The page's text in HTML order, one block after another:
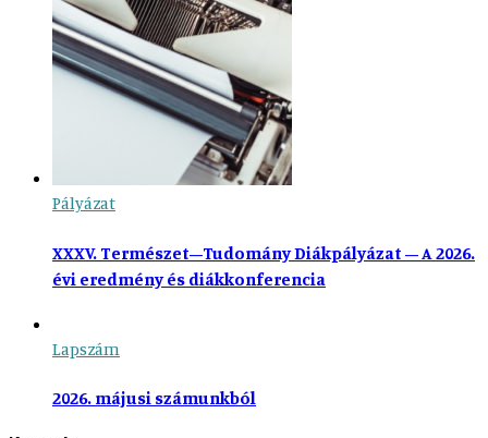
Pályázat
XXXV. Természet–Tudomány Diákpályázat – A 2026.
évi eredmény és diákkonferencia
Lapszám
2026. májusi számunkból